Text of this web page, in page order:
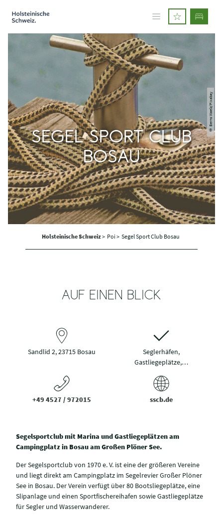
© Berns Waelz/Pixabay
SEGEL SPORT CLUB
BOSAU
Holsteinische Schweiz> Poi > Segel Sport Club Bosau
AUF EINEN BLICK
Sandlid 2, 23715 Bosau
Seglerhäfen,
Gastliegeplätze,…
+49 4527 / 972015 sscb.de
Segelsportclub mit Marina und Gastliegeplätzen am
Campingplatz in Bosau am Großen Plöner See.
Der Segelsportclub von 1970 e. V. ist eine der größeren Vereine
und liegt direkt am Campingplatz im Segelrevier Großer Plöner
See in Bosau. Der Verein verfügt über 80 Bootsliegeplätze, eine
Slipanlage und einen Sportfischereihafen sowie Gastliegeplätze
für Segler und Wasserwanderer.